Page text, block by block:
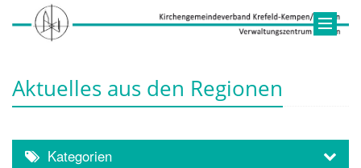
Aktuelles aus den Regionen
Kategorien